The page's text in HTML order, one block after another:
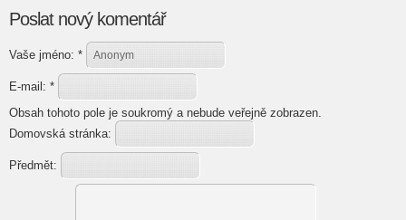
Poslat nový komentář
Vaše jméno: *
E-mail: *
Obsah tohoto pole je soukromý a nebude veřejně zobrazen.
Domovská stránka:
Předmět: